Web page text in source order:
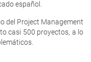
español.
del Project Management
casi 500 proyectos, a lo